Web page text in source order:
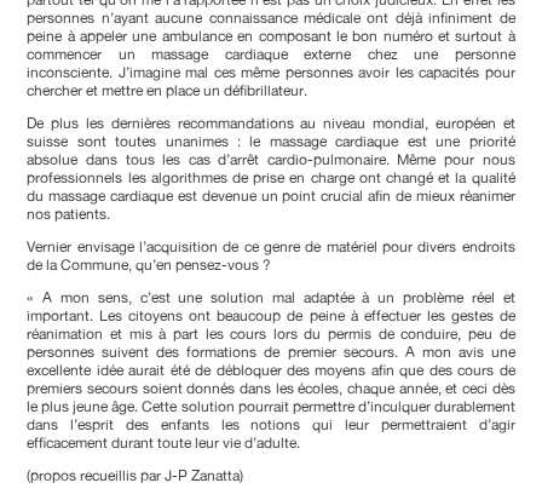
personnes n’ayant aucune connaissance médicale ont déjà infiniment de
peine à appeler une ambulance en composant le bon numéro et surtout à
commencer un massage cardiaque externe chez une personne
inconsciente. J’imagine mal ces même personnes avoir les capacités pour
chercher et mettre en place un défibrillateur.
De plus les dernières recommandations au niveau mondial, européen et
suisse sont toutes unanimes : le massage cardiaque est une priorité
absolue dans tous les cas d’arrêt cardio-pulmonaire. Même pour nous
professionnels les algorithmes de prise en charge ont changé et la qualité
du massage cardiaque est devenue un point crucial afin de mieux réanimer
nos patients.
Vernier envisage l’acquisition de ce genre de matériel pour divers endroits
de la Commune, qu’en pensez-vous ?
« A mon sens, c’est une solution mal adaptée à un problème réel et
important. Les citoyens ont beaucoup de peine à effectuer les gestes de
réanimation et mis à part les cours lors du permis de conduire, peu de
personnes suivent des formations de premier secours. A mon avis une
excellente idée aurait été de débloquer des moyens afin que des cours de
premiers secours soient donnés dans les écoles, chaque année, et ceci dès
le plus jeune âge. Cette solution pourrait permettre d’inculquer durablement
dans l’esprit des enfants les notions qui leur permettraient d’agir
efficacement durant toute leur vie d’adulte.
(propos recueillis par J-P Zanatta)